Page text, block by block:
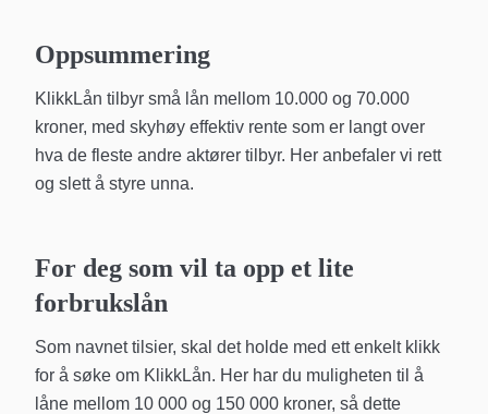
Oppsummering
KlikkLån tilbyr små lån mellom 10.000 og 70.000
kroner, med skyhøy effektiv rente som er langt over
hva de fleste andre aktører tilbyr. Her anbefaler vi rett
og slett å styre unna.
For deg som vil ta opp et lite
forbrukslån
Som navnet tilsier, skal det holde med ett enkelt klikk
for å søke om KlikkLån. Her har du muligheten til å
låne mellom 10 000 og 150 000 kroner, så dette